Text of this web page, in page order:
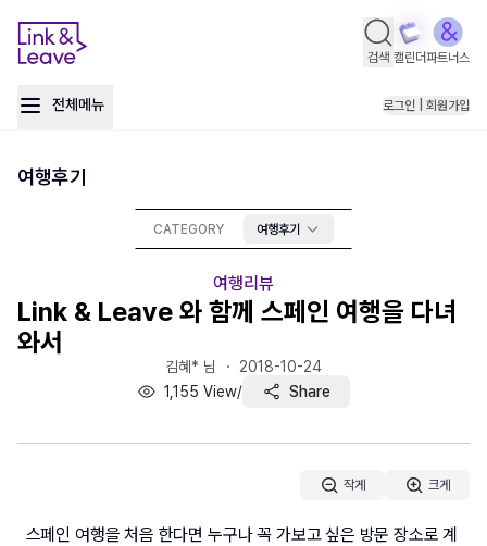
검색 캘린더파트너스
전체메뉴 로그인 | 회원가입
여행후기
CATEGORY 여행후기
여행리뷰
Link & Leave 와 함께 스페인 여행을 다녀
와서
김혜* 님 ・ 2018-10-24
1,155 View/ Share
작게 크게
스페인 여행을 처음 한다면 누구나 꼭 가보고 싶은 방문 장소로 계